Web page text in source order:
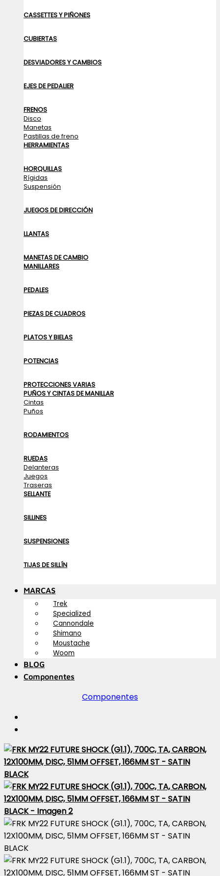
CASSETTES Y PIÑONES
CUBIERTAS
DESVIADORES Y CAMBIOS
EJES DE PEDALIER
FRENOS
Disco
Manetas
Pastillas de freno
HERRAMIENTAS
HORQUILLAS
Rígidas
Suspensión
JUEGOS DE DIRECCIÓN
LLANTAS
MANETAS DE CAMBIO
MANILLARES
PEDALES
PIEZAS DE CUADROS
PLATOS Y BIELAS
POTENCIAS
PROTECCIONES VARIAS
PUÑOS Y CINTAS DE MANILLAR
Cintas
Puños
RODAMIENTOS
RUEDAS
Delanteras
Juegos
Traseras
SELLANTE
SILLINES
SUSPENSIONES
TIJAS DE SILLÍN
MARCAS
Trek
Specialized
Cannondale
Shimano
Moustache
Woom
BLOG
Componentes
Componentes